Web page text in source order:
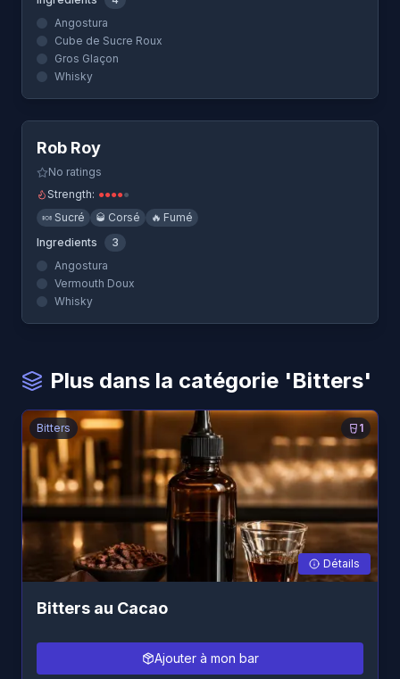
Angostura
Cube de Sucre Roux
Gros Glaçon
Whisky
Quick View
Rob Roy
No ratings
Strength: ●●●●●
🍬 Sucré 🥃 Corsé 🔥 Fumé
Ingredients
3
Angostura
Vermouth Doux
Whisky
Plus dans la catégorie 'Bitters'
1
Bitters
Détails
Bitters au Cacao
Ajouter à mon bar